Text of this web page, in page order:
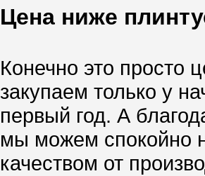
Цена ниже
Конечно это просто
закупаем только у
первый год. А
мы можем спокойно
качеством от